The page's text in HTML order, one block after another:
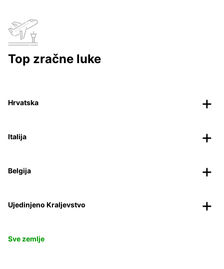
Top zračne luke
Hrvatska
Italija
Belgija
Ujedinjeno Kraljevstvo
Sve zemlje